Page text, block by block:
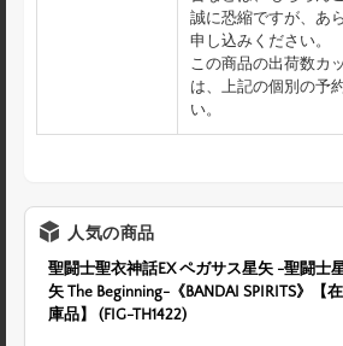
誠に恐縮ですが、あ
申し込みください。
この商品の出荷数カ
は、上記の個別の予
い。
人気の商品
聖闘士聖衣神話EX ペガサス星矢 -聖闘士
矢 The Beginning-《BANDAI SPIRITS》【在
庫品】 (FIG-TH1422)